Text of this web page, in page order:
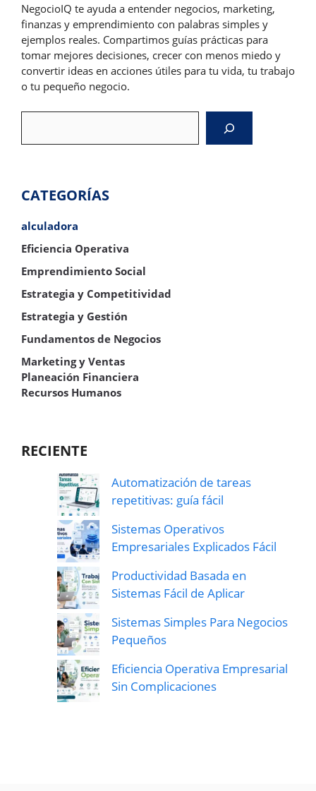
NegocioIQ te ayuda a entender negocios, marketing,
finanzas y emprendimiento con palabras simples y
ejemplos reales. Compartimos guías prácticas para
tomar mejores decisiones, crecer con menos miedo y
convertir ideas en acciones útiles para tu vida, tu trabajo
o tu pequeño negocio.
CATEGORÍAS
alculadora
Eficiencia Operativa
Emprendimiento Social
Estrategia y Competitividad
Estrategia y Gestión
Fundamentos de Negocios
Marketing y Ventas
Planeación Financiera
Recursos Humanos
RECIENTE
Automatización de tareas
repetitivas: guía fácil
Sistemas Operativos
Empresariales Explicados Fácil
Productividad Basada en
Sistemas Fácil de Aplicar
Sistemas Simples Para Negocios
Pequeños
Eficiencia Operativa Empresarial
Sin Complicaciones